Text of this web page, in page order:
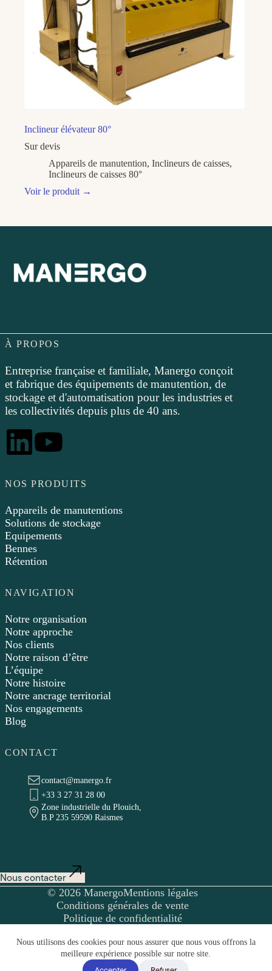
Nous utilisons des cookies pour nous assurer que nous vous offrons la
meilleure expérience possible sur notre site.
Inclineur élévateur 80°
Sur devis
Appareils de manutention, Inclineurs de caisses,
Inclineurs de caisses 80°
Voir le produit →
À PROPOS
Entreprise française et familiale, Manergo conçoit
et fabrique des équipements de manutention, de
stockage et d'automatisation pour les industries et
les collectivités depuis plus de 40 ans.
NOS PRODUITS
Appareils de manutentions
Solutions de stockage
Equipements
Bennes
Rétention
NAVIGATION
Notre organisation
Notre approche
Nos clients
Notre raison d’être
L’équipe
Notre histoire
Notre ancrage territorial
Nos engagements
Blog
CONTACT
contact@manergo.fr
+33 3 27 31 28 00
Zone industrielle du Plouich,
B.P 235 59590 Raismes
Nous contacter
© 2026 ManergoMentions légales
Conditions générales de vente
Politique de confidentialité